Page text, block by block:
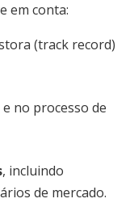
em conta:
(track record)
no processo de
, incluindo
de mercado.